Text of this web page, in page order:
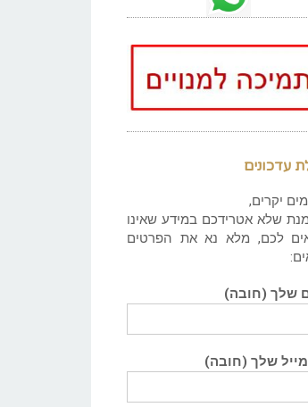
עדכונים
יקרים,
שלא אטרידכם במידע שאינו
לכם, מלא נא את הפרטים
שלך (חובה)
שלך (חובה)